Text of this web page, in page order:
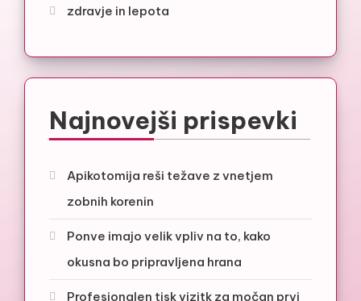
zdravje in lepota
Najnovejši prispevki
Apikotomija reši težave z vnetjem
zobnih korenin
Ponve imajo velik vpliv na to, kako
okusna bo pripravljena hrana
Profesionalen tisk vizitk za močan prvi